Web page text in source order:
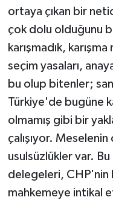
ortaya çıkan bir
çok dolu olduğunu
karışmadık,
seçim yasaları,
bu olup bitenler;
Türkiye'de bugüne
olmamış gibi bir
çalışıyor. Meselenin
usulsüzlükler var.
delegeleri, CHP'nin
mahkemeye intikal